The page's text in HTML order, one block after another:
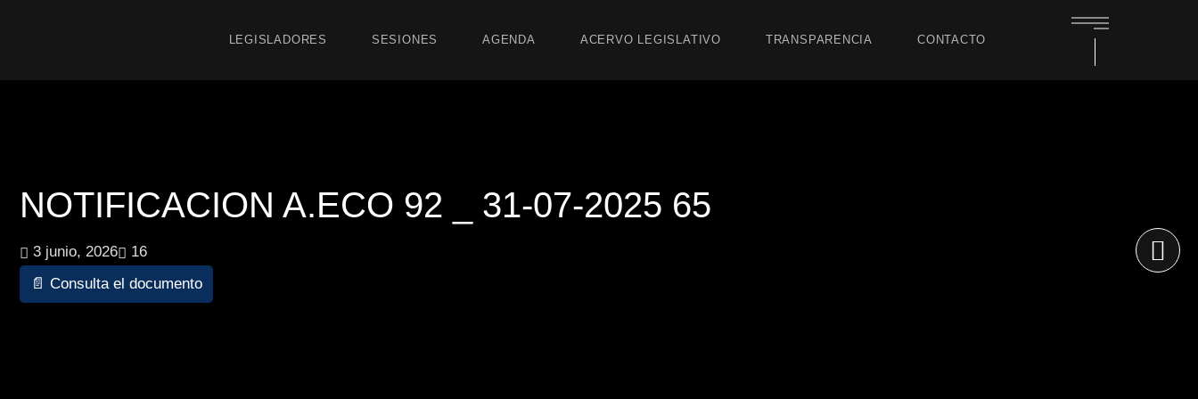
LEGISLADORES SESIONES AGENDA ACERVO LEGISLATIVO TRANSPARENCIA CONTACTO
NOTIFICACION A.ECO 92 _ 31-07-2025 65
3 junio, 2026
16
📄 Consulta el documento